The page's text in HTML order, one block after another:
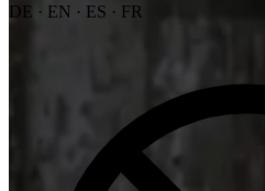
DE · EN · ES · FR